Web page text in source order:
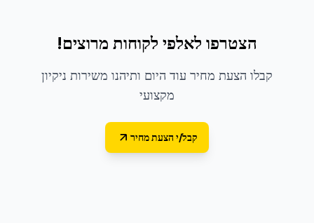
הצטרפו לאלפי לקוחות מרוצים!
קבלו הצעת מחיר עוד היום ותיהנו משירות ניקיון
מקצועי
קבל/י הצעת מחיר